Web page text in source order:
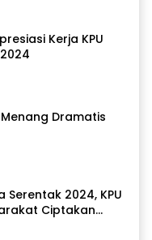
Kerja KPU
Dramatis
Serentak 2024, KPU
Ciptakan